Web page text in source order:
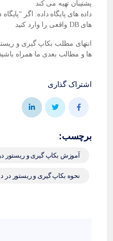
پشتیبان تهیه می کند
داده های پایگاه داده: اگر
های DB واقعی را وارد کنید
انتهای مطلب بکاپ گیری و
ها و مطالب بعدی ما همراه
اشتراک گذاری
برچسب:
آموزش بکاپ گیری و ریستور
نحوه بکاپ گیری و ریستور در